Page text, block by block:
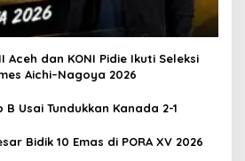
Aceh dan KONI Pidie Ikuti Seleksi
Aichi–Nagoya 2026
B Usai Tundukkan Kanada 2-1
Bidik 10 Emas di PORA XV 2026